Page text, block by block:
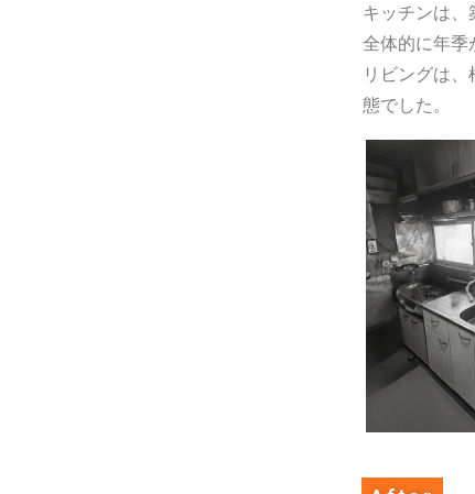
キッチンは、
全体的に年季
リビングは
態でした。